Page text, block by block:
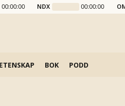
00:00:00 NDX 00:00:00
BOK PODD